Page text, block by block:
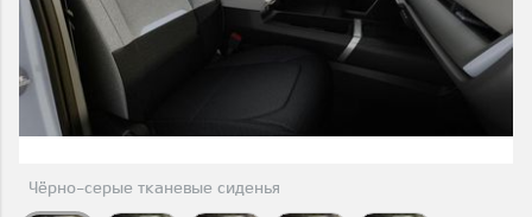
Чёрно-серые тканевые сиденья